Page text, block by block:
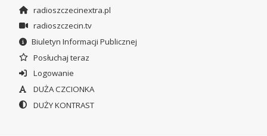
radioszczecinextra.pl
radioszczecin.tv
Biuletyn Informacji Publicznej
Posłuchaj teraz
Logowanie
DUŻA CZCIONKA
DUŻY KONTRAST